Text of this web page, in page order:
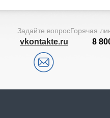
Задайте вопрос
vkontakte.ru
Горячая
8